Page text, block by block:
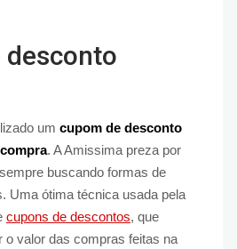
desconto
um cupom de desconto
. A Amissima preza por
buscando formas de
Uma ótima técnica usada pela
cupons de descontos, que
o valor das compras feitas na